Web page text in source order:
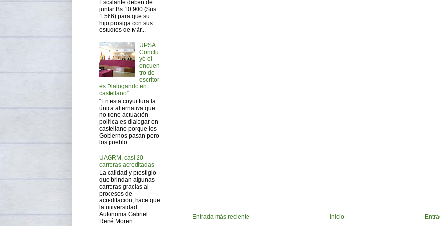
Entrada más reciente
Inicio
Escalante deben de
juntar Bs 10.900 ($us
1.566) para que su
hijo prosiga con sus
estudios de Már...
UPSA
Conclu
yó el
encuen
tro de
escritor
es Dialogando en
castellano”
“En esta coyuntura la
única alternativa que
no tiene actuación
política es dialogar en
castellano porque los
Gobiernos pasan pero
los pueblo...
UAGRM, casi 20
carreras acreditadas
La calidad y prestigio
que brindan algunas
carreras gracias al
procesos de
acreditación, hace que
la universidad
Autónoma Gabriel
René Moren...